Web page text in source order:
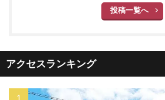
投稿一覧へ
アクセスランキング